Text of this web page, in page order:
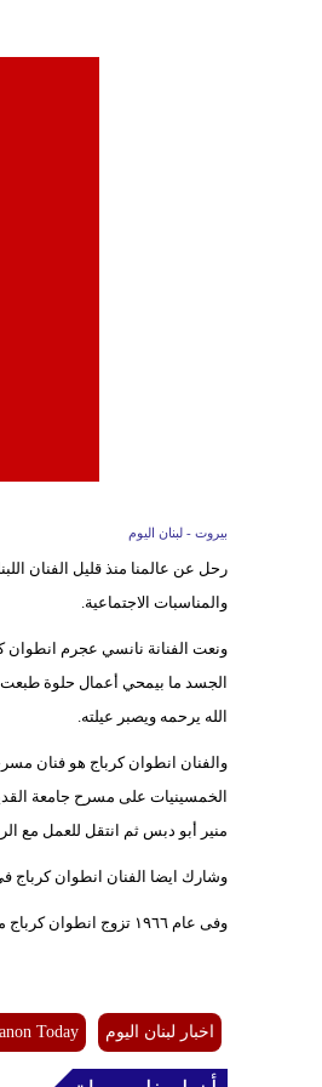
بيروت - لبنان اليوم
والمناسبات الاجتماعية.
الجسد ما بيمحي أعمال حلوة طبعت
الله يرحمه ويصبر عيلته.
والفنان انطوان كرباج هو فنان
الخمسينيات على مسرح جامعة
منير أبو دبس ثم انتقل للعمل مع
وشارك ايضا الفنان انطوان كرباج
وفى عام ١٩٦٦ تزوج انطوان كرباج من الشاعرة اللبنانية لور غريب وانجب منها ٣ أبناء وهم: وليد ، ورولا ومازن.
اخبار لبنان اليوم Today